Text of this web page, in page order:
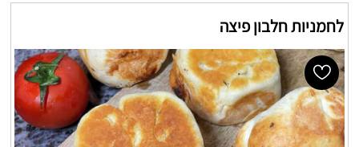
לחמניות חלבון פיצה